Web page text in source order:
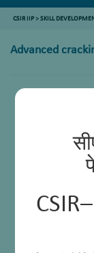
CSIR IIP>SKILL
Advanced